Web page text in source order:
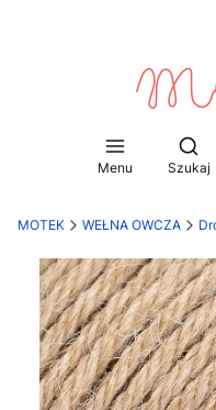
Menu Szukaj
MOTEK WEŁNA OWCZA